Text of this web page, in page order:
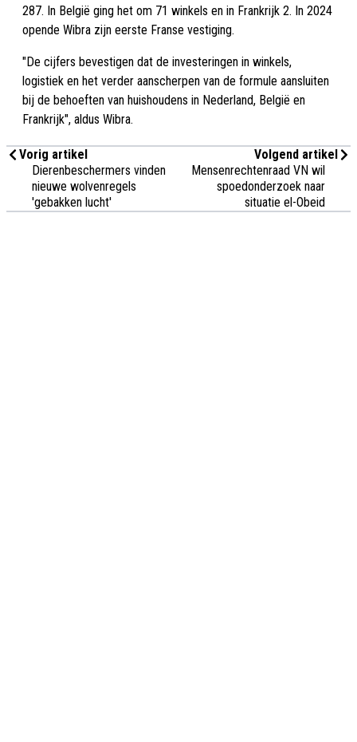
287. In België ging het om 71 winkels en in Frankrijk 2. In 2024
opende Wibra zijn eerste Franse vestiging.
"De cijfers bevestigen dat de investeringen in winkels,
logistiek en het verder aanscherpen van de formule aansluiten
bij de behoeften van huishoudens in Nederland, België en
Frankrijk", aldus Wibra.
Vorig artikel
Dierenbeschermers vinden
nieuwe wolvenregels
'gebakken lucht'
Volgend artikel
Mensenrechtenraad VN wil
spoedonderzoek naar
situatie el-Obeid